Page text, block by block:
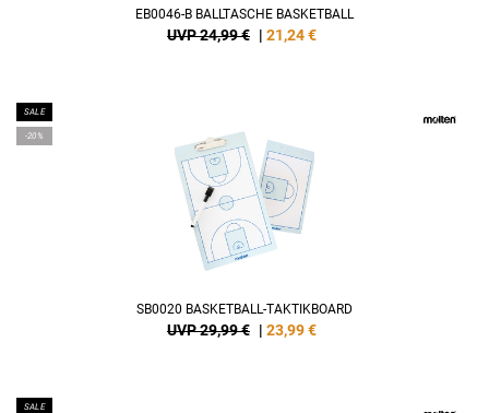
EB0046-B BALLTASCHE BASKETBALL
UVP 24,99 € | 21,24€
SALE
-20%
SB0020 BASKETBALL-TAKTIKBOARD
UVP 29,99 € | 23,99€
SALE